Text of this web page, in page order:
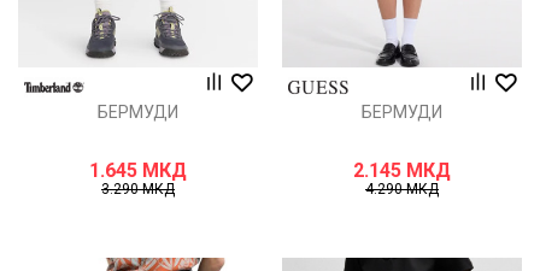
БЕРМУДИ
1.645 МКД
3.290МКД
БЕРМУДИ
2.145 МКД
4.290МКД